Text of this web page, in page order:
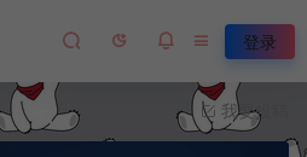
登录
我要投稿